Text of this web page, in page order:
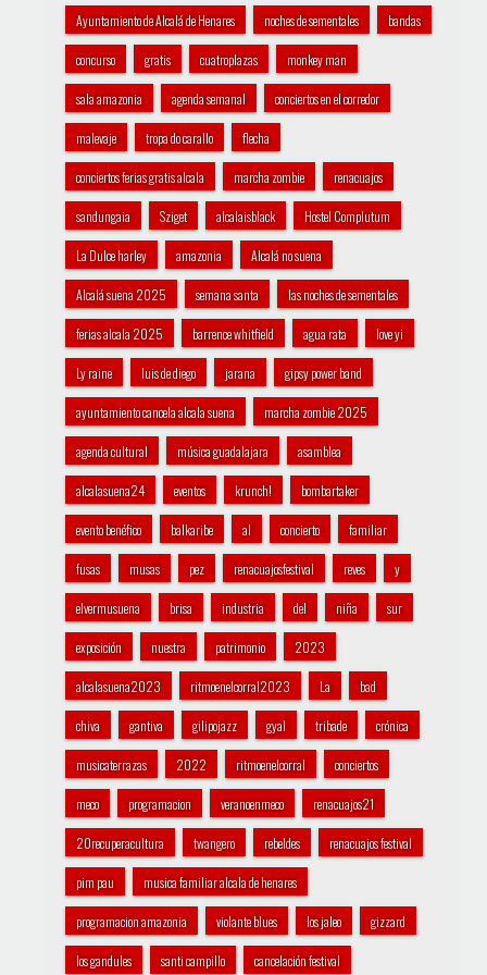
Ayuntamiento de Alcalá de Henares noches de sementales bandas
concurso gratis cuatroplazas monkey man
sala amazonia agenda semanal conciertos en el corredor
malevaje tropa do carallo flecha
conciertos ferias gratis alcala marcha zombie renacuajos
sandungaia Sziget alcalaisblack Hostel Complutum
La Dulce harley amazonia Alcalá no suena
Alcalá suena 2025 semana santa las noches de sementales
ferias alcala 2025 barrence whitfield agua rata love yi
Ly raine luis de diego jarana gipsy power band
ayuntamiento cancela alcala suena marcha zombie 2025
agenda cultural música guadalajara asamblea
alcalasuena24 eventos krunch! bombartaker
evento benéfico balkaribe al concierto familiar
fusas musas pez renacuajosfestival reves y
elvermusuena brisa industria del niña sur
exposición nuestra patrimonio 2023
alcalasuena2023 ritmoenelcorral2023 La bad
chiva gantiva gilipojazz gyal tribade crónica
musicaterrazas 2022 ritmoenelcorral conciertos
meco programacion veranoenmeco renacuajos21
20recuperacultura twangero rebeldes renacuajos festival
pim pau musica familiar alcala de henares
programacion amazonia violante blues los jaleo gizzard
los gandules santi campillo cancelación festival